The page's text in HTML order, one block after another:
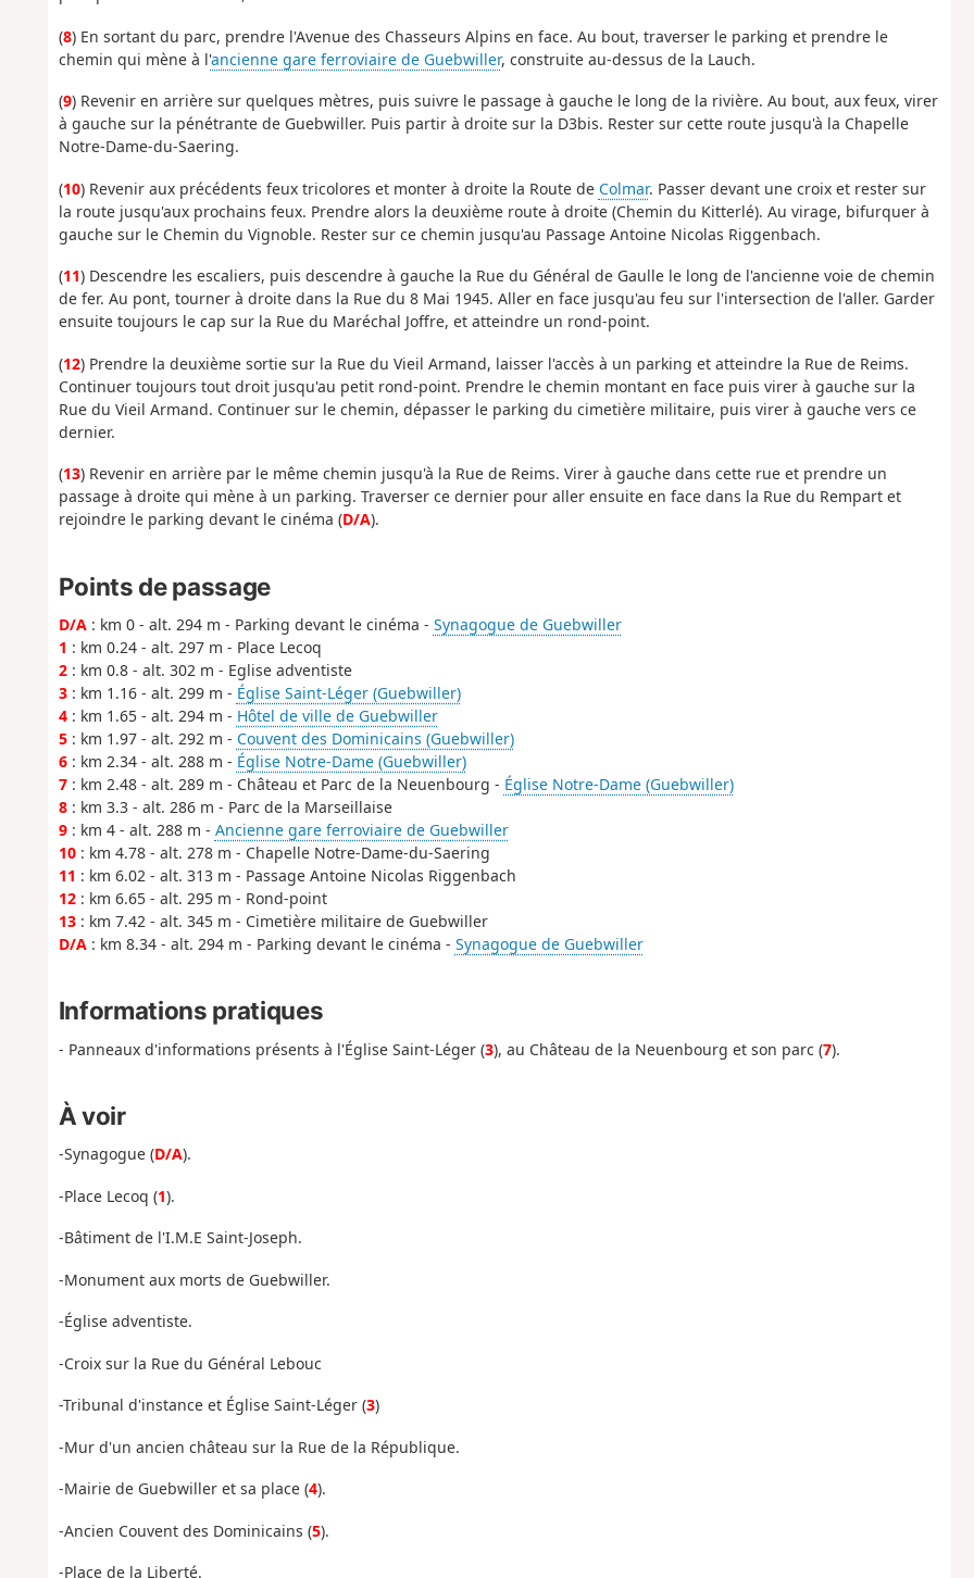
(8) En sortant du parc, prendre l'Avenue des Chasseurs Alpins en face. Au bout, traverser le parking et prendre le
chemin qui mène à l'ancienne gare ferroviaire de Guebwiller, construite au-dessus de la Lauch.
(9) Revenir en arrière sur quelques mètres, puis suivre le passage à gauche le long de la rivière. Au bout, aux feux, virer
à gauche sur la pénétrante de Guebwiller. Puis partir à droite sur la D3bis. Rester sur cette route jusqu'à la Chapelle
Notre-Dame-du-Saering.
(10) Revenir aux précédents feux tricolores et monter à droite la Route de Colmar. Passer devant une croix et rester sur
la route jusqu'aux prochains feux. Prendre alors la deuxième route à droite (Chemin du Kitterlé). Au virage, bifurquer à
gauche sur le Chemin du Vignoble. Rester sur ce chemin jusqu'au Passage Antoine Nicolas Riggenbach.
(11) Descendre les escaliers, puis descendre à gauche la Rue du Général de Gaulle le long de l'ancienne voie de chemin
de fer. Au pont, tourner à droite dans la Rue du 8 Mai 1945. Aller en face jusqu'au feu sur l'intersection de l'aller. Garder
ensuite toujours le cap sur la Rue du Maréchal Joffre, et atteindre un rond-point.
(12) Prendre la deuxième sortie sur la Rue du Vieil Armand, laisser l'accès à un parking et atteindre la Rue de Reims.
Continuer toujours tout droit jusqu'au petit rond-point. Prendre le chemin montant en face puis virer à gauche sur la
Rue du Vieil Armand. Continuer sur le chemin, dépasser le parking du cimetière militaire, puis virer à gauche vers ce
dernier.
(13) Revenir en arrière par le même chemin jusqu'à la Rue de Reims. Virer à gauche dans cette rue et prendre un
passage à droite qui mène à un parking. Traverser ce dernier pour aller ensuite en face dans la Rue du Rempart et
rejoindre le parking devant le cinéma (D/A).
Points de passage
D/A: km 0 - alt. 294 m - Parking devant le cinéma - Synagogue de Guebwiller
1 : km 0.24 - alt. 297 m - Place Lecoq
2: km 0.8 - alt. 302 m - Eglise adventiste
3: km 1.16 - alt. 299 m - Église Saint-Léger (Guebwiller)
4: km 1.65 - alt. 294 m - Hôtel de ville de Guebwiller
5: km 1.97 - alt. 292 m - Couvent des Dominicains (Guebwiller)
6: km 2.34 - alt. 288 m - Église Notre-Dame (Guebwiller)
7: km 2.48 - alt. 289 m - Château et Parc de la Neuenbourg - Église Notre-Dame (Guebwiller)
8: km 3.3 - alt. 286 m - Parc de la Marseillaise
9: km 4 - alt. 288 m - Ancienne gare ferroviaire de Guebwiller
10: km 4.78 - alt. 278 m - Chapelle Notre-Dame-du-Saering
11 : km 6.02 - alt. 313 m - Passage Antoine Nicolas Riggenbach
12: km 6.65 - alt. 295 m - Rond-point
13: km 7.42 - alt. 345 m - Cimetière militaire de Guebwiller
D/A: km 8.34 - alt. 294 m - Parking devant le cinéma - Synagogue de Guebwiller
Informations pratiques
- Panneaux d'informations présents à l'Église Saint-Léger (3), au Château de la Neuenbourg et son parc (7).
À voir
-Synagogue (D/A).
-Place Lecoq (1).
-Bâtiment de l'I.M.E Saint-Joseph.
-Monument aux morts de Guebwiller.
-Église adventiste.
-Croix sur la Rue du Général Lebouc
-Tribunal d'instance et Église Saint-Léger (3)
-Mur d'un ancien château sur la Rue de la République.
-Mairie de Guebwiller et sa place (4).
-Ancien Couvent des Dominicains (5).
-Place de la Liberté.